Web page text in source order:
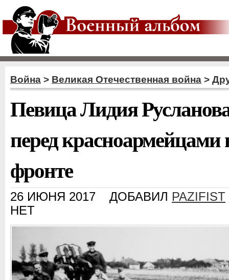
Война > Великая Отечественная война >
Певица Лидия
перед
фронте
26 ИЮНЯ 2017 ДОБАВИЛ PAZIFIST
НЕТ